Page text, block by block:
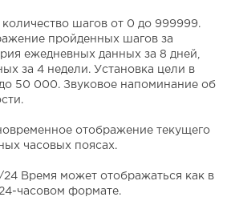
шагов от 0 до 999999.
пройденных шагов за
ежедневных данных за 8 дней,
за 4 недели. Установка цели в
50 000. Звуковое напоминание об
отображение текущего
часовых поясах.
Время может отображаться как в
24-часовом формате.